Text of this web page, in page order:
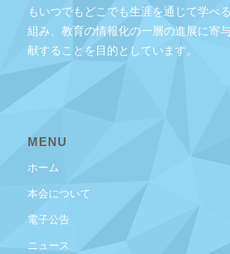
もいつでもどこでも生涯を通じて学べ
組み、教育の情報化の一層の進展に寄
献することを目的としています。
MENU
ホーム
本会について
電子公告
ニュース